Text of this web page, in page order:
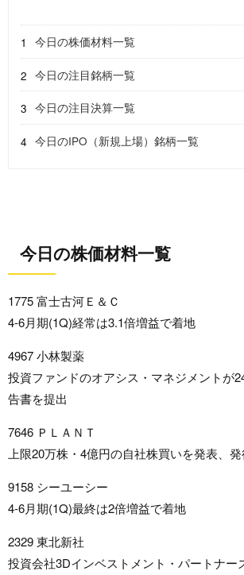
今日の株価材料一覧
今日の注目銘柄一覧
今日の注目決算一覧
今日のIPO（新規上場）銘柄一覧
今日の株価材料一覧
1775 富士古河Ｅ＆Ｃ
4-6月期(1Q)経常は3.1倍増益で着地
4967 小林製薬
投資ファンドのオアシス・マネジメントが
告書を提出
7646 ＰＬＡＮＴ
上限20万株・4億円の自社株買いを発表、
9158 シーユーシー
4-6月期(1Q)最終は2倍増益で着地
2329 東北新社
投資会社3Dインベストメント・パートナー